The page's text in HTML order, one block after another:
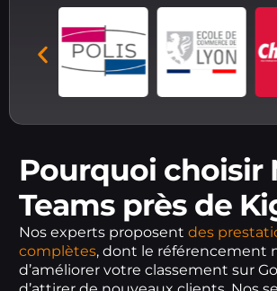
Pourquoi choisir
Teams près de
Nos experts proposent des
complètes, dont le référencement
d’améliorer votre classement sur